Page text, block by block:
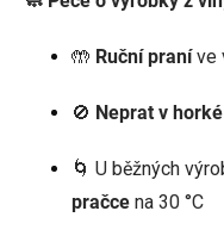
🤲 Ruční praníve
🚫 Neprat v
🌀 U běžných
pračce na 30 °C